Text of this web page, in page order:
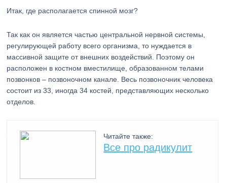
Итак, где располагается спинной мозг?
Так как он является частью центральной нервной системы,
регулирующей работу всего организма, то нуждается в
массивной защите от внешних воздействий. Поэтому он
расположен в костном вместилище, образованном телами
позвонков – позвоночном канале. Весь позвоночник человека
состоит из 33, иногда 34 костей, представляющих несколько
отделов.
Читайте также:
Все про радикулит